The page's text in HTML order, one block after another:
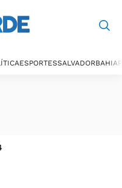
ESPORTESSALVADORBAHIA